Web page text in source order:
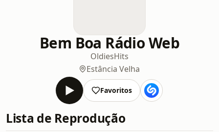
Bem Boa Rádio Web
OldiesHits
Estância Velha
Favoritos
Lista de Reprodução